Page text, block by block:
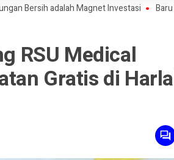
adalah Magnet Investasi Baru Satu
RSU Medical
Gratis di